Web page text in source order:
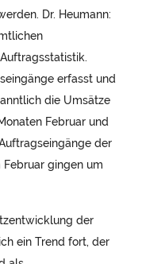
Dr. Heumann:
erfasst und
die Umsätze
Februar und
der
gingen um
der
ein Trend fort, der